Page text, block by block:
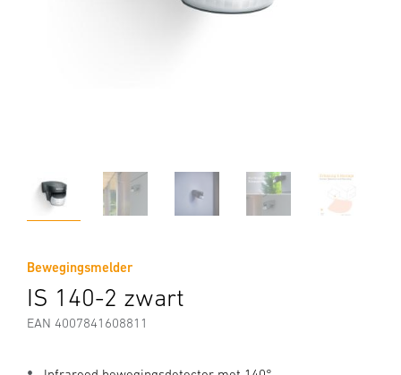
Bewegingsmelder
IS 140-2 zwart
EAN 4007841608811